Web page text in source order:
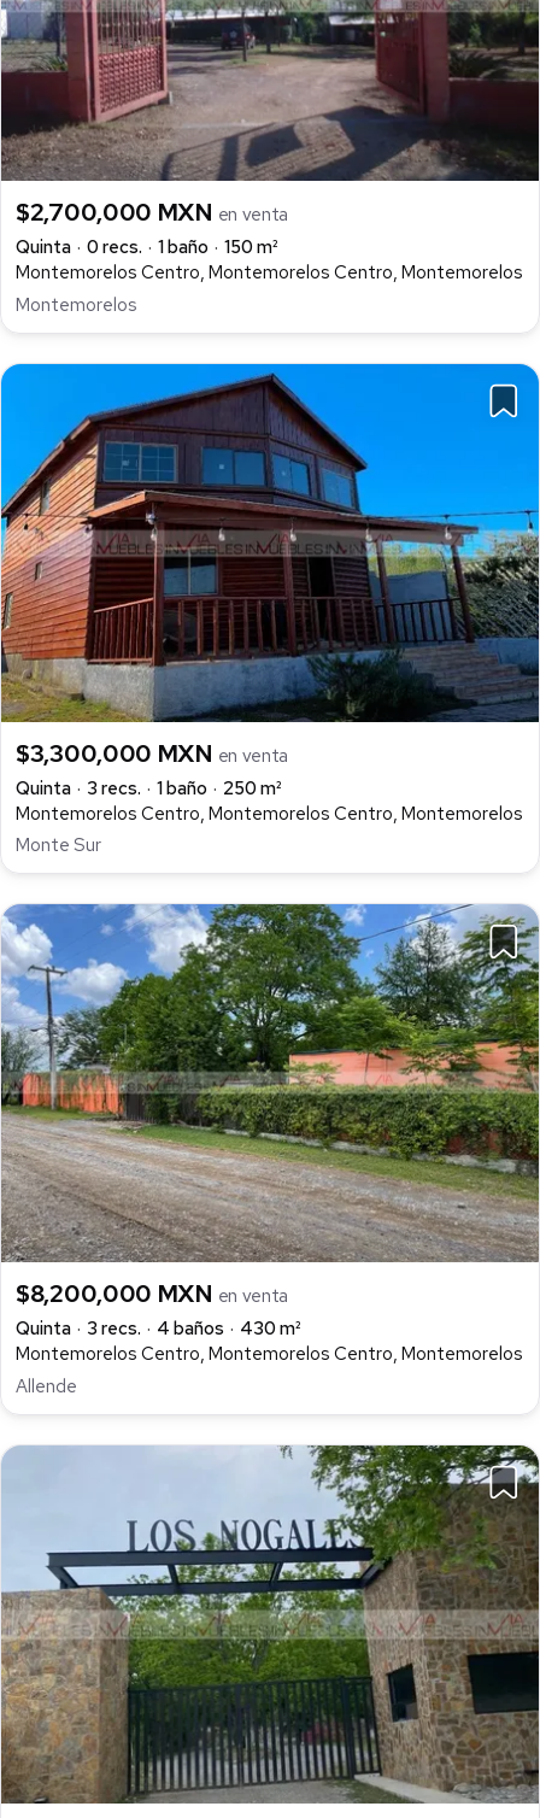
$2,700,000 MXN en venta
Quinta
0 recs. 1 baño
150 m²
Montemorelos Centro, Montemorelos Centro, Montemorelos
Montemorelos
$3,300,000 MXN en venta
Quinta
3 recs. 1 baño
250 m²
Montemorelos Centro, Montemorelos Centro, Montemorelos
Monte Sur
$8,200,000 MXN en venta
Quinta
3 recs. 4 baños
430 m²
Montemorelos Centro, Montemorelos Centro, Montemorelos
Allende